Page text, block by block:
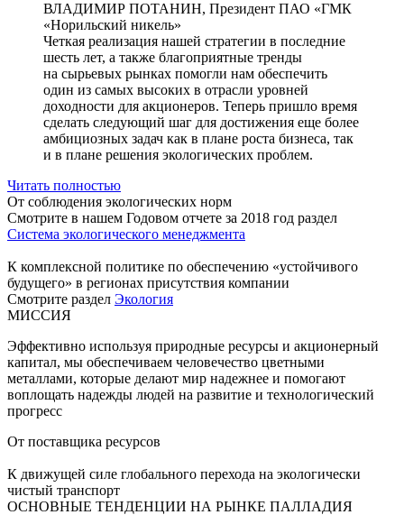
ВЛАДИМИР ПОТАНИН, Президент ПАО «ГМК
«Норильский никель»
Четкая реализация нашей стратегии в последние
шесть лет, а также благоприятные тренды
на сырьевых рынках помогли нам обеспечить
один из самых высоких в отрасли уровней
доходности для акционеров. Теперь пришло время
сделать следующий шаг для достижения еще более
амбициозных задач как в плане роста бизнеса, так
и в плане решения экологических проблем.
Читать полностью
От соблюдения экологических норм
Смотрите в нашем Годовом отчете за 2018 год раздел
Система экологического менеджмента
К комплексной политике по обеспечению «устойчивого
будущего» в регионах присутствия компании
Смотрите раздел Экология
МИССИЯ
Эффективно используя природные ресурсы и акционерный
капитал, мы обеспечиваем человечество цветными
металлами, которые делают мир надежнее и помогают
воплощать надежды людей на развитие и технологический
прогресс
От поставщика ресурсов
К движущей силе глобального перехода на экологически
чистый транспорт
ОСНОВНЫЕ ТЕНДЕНЦИИ НА РЫНКЕ ПАЛЛАДИЯ